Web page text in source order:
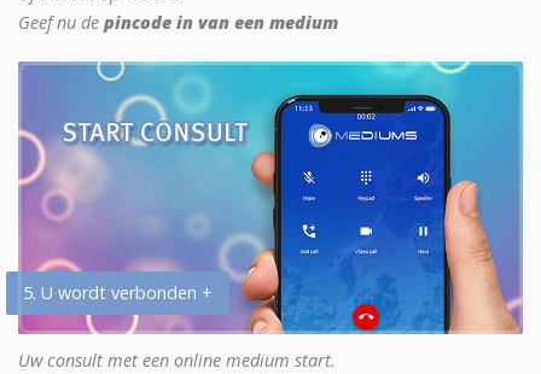
Geef nu de pincode in van een medium
5. U wordt verbonden +
Uw consult met een online medium start.